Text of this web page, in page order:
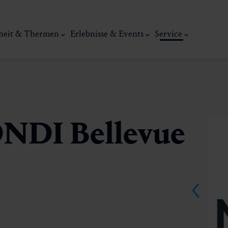
& Thermen Erlebnisse & Events Service
Kunst,
Bellevue